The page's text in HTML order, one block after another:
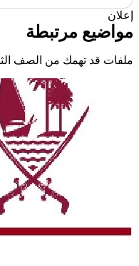
إعلان
مواضيع مرتبطة
ملفات قد تهمك من الصف